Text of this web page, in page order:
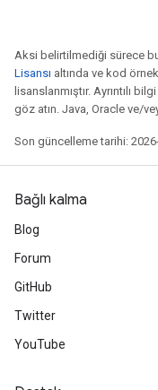
Aksi belirtilmediği sürece
Lisansı altında ve kod
lisanslanmıştır. Ayrıntılı
göz atın. Java, Oracle ve/
Son güncelleme tarihi:
Bağlı kalma
Blog
Forum
GitHub
Twitter
YouTube